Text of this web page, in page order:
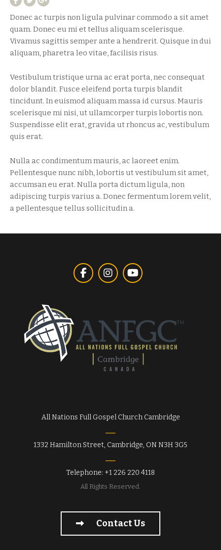
Donec ac turpis non ligula pulvinar commodo a sit amet
quam. Donec eu mi et tellus aliquam scelerisque.
Vivamus sagittis semper ante a hendrerit. Quisque in dui
aliquam, pharetra leo vitae, facilisis risus.
Vestibulum tristique urna ac erat porta, nec consequat
dolor blandit. Fusce eleifend porta turpis blandit
tincidunt. In euismod aliquam massa id cursus. Mauris
scelerisque mi nisi, ut ullamcorper turpis lobortis non.
Suspendisse elit erat, gravida ut rhoncus ac, vestibulum
quis erat.
Nulla ac condimentum mauris, ac laoreet enim.
Pellentesque nunc nibh, lobortis ut vestibulum sit amet,
accumsan eu erat. Nulla porta dictum ligula, non
adipiscing turpis varius a. Donec fermentum lorem velit,
a pellentesque tellus sollicitudin a.
All Nations Full Gospel Church Cambridge
1332 Hamilton Street, Cambridge, ON N3H 3G5
Telephone: +1 226 220 4118
All Rights Reserved.
Contact Us